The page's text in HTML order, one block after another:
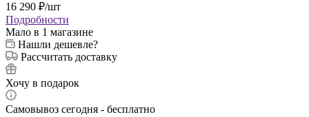
16 290 ₽/шт
Подробности
Мало в 1 магазине
Нашли дешевле?
Рассчитать доставку
Хочу в подарок
Самовывоз сегодня - бесплатно